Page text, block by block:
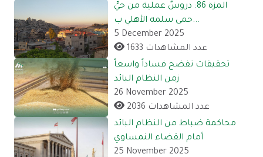
المزة 86: دروسٌ عملية من حيٍّ
حمى سلمه الأهلي ب...
5 December 2025
1633 عدد المشاهدات
تحقيقات تفضح فساداً واسعاً
زمن النظام البائد
26 November 2025
2036 عدد المشاهدات
محاكمة ضباط من النظام البائد
أمام القضاء النمساوي
25 November 2025